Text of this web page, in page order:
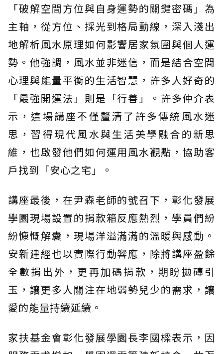
「破解空間方位與自身運勢的關鍵密碼」為
主軸，從方位、採光到格局動線，深入淺出
地解析風水原理如何影響居家氛圍與個人運
勢。他強調，風水並非迷信，而是結合空間
心理與能量平衡的生活智慧，許多人好奇的
「最強開運法」則是「行善」。許多仲介表
示，這場講座不僅釐清了許多傳統風水迷
思，習得現代風水與生活美學融合的新思
維，也啟發他們如何運用風水觀點，協助客
戶找到「安心之宅」。
講座最後，在尹森老師的號召下，彰化發展
學園現場設置的捐款箱反應熱烈，學員們紛
紛慷慨解囊，現場洋溢滿滿的溫暖與感動。
安新建經也以實際行動響應，除將講座盈餘
全數捐出外，更再加碼捐款，期盼拋磚引
玉，讓更多人關注在地弱勢兒少的需求，讓
愛的能量持續延續。
家扶基金會彰化發展學園長李國樑表示，因